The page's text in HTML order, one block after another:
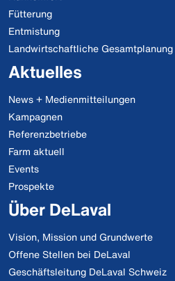
Fütterung
Entmistung
Landwirtschaftliche Gesamtplanung
Aktuelles
News + Medienmitteilungen
Kampagnen
Referenzbetriebe
Farm aktuell
Events
Prospekte
Über DeLaval
Vision, Mission und Grundwerte
Offene Stellen bei DeLaval
Geschäftsleitung DeLaval Schweiz